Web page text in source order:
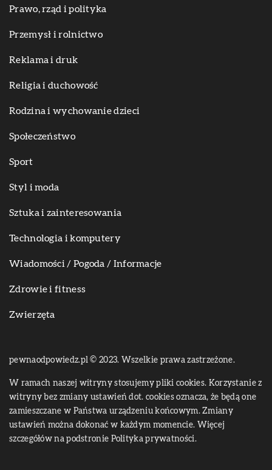
Prawo, rząd i polityka
Przemysł i rolnictwo
Reklama i druk
Religia i duchowość
Rodzina i wychowanie dzieci
Społeczeństwo
Sport
Styl i moda
Sztuka i zainteresowania
Technologia i komputery
Wiadomości / Pogoda / Informacje
Zdrowie i fitness
Zwierzęta
pewnaodpowiedz.pl © 2023. Wszelkie prawa zastrzeżone.
W ramach naszej witryny stosujemy pliki cookies. Korzystanie z
witryny bez zmiany ustawień dot. cookies oznacza, że będą one
zamieszczane w Państwa urządzeniu końcowym. Zmiany
ustawień można dokonać w każdym momencie. Więcej
szczegółów na podstronie Polityka prywatności.